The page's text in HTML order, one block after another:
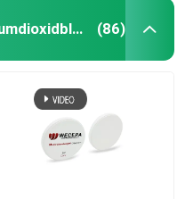
zahnmedizinischer Zirkoniumdioxidblock (86)